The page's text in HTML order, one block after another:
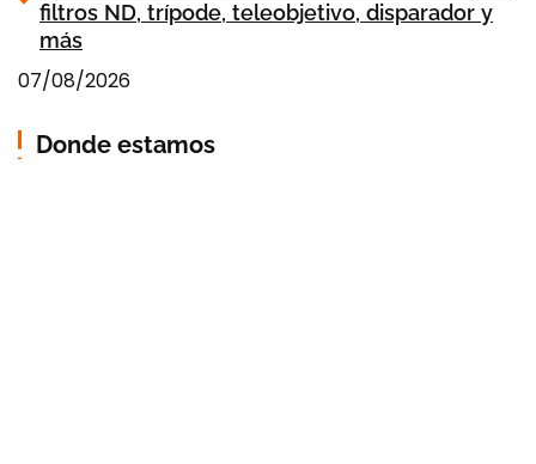
filtros ND, trípode, teleobjetivo, disparador y
más
07/08/2026
Donde estamos